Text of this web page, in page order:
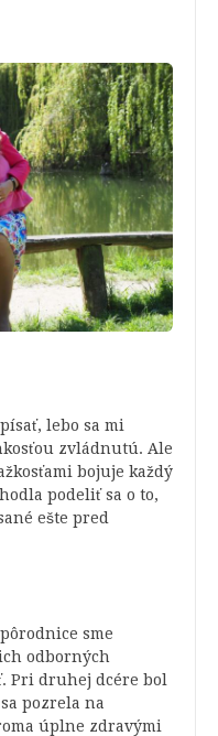
lebo sa mi
zvládnutú. Ale
bojuje každý
podeliť sa o to,
ešte pred
sme
odborných
Pri druhej dcére bol
pozrela na
úplne zdravými